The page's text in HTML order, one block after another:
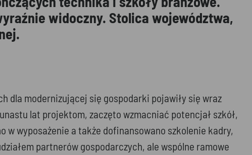
widoczny. Stolica województwa,
dla modernizującej się gospodarki pojawiły się wraz
lat projektom, zaczęto wzmacniać potencjał szkół,
wyposażenie a także dofinansowano szkolenie kadry,
partnerów gospodarczych, ale wspólne ramowe